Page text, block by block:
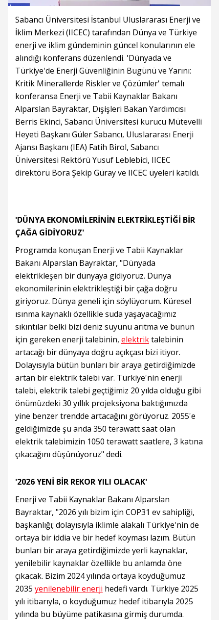
Sabancı Üniversitesi İstanbul Uluslararası Enerji ve
İklim Merkezi (IICEC) tarafından Dünya ve Türkiye
enerji ve iklim gündeminin güncel konularının ele
alındığı konferans düzenlendi. 'Dünyada ve
Türkiye'de Enerji Güvenliğinin Bugünü ve Yarını:
Kritik Minerallerde Riskler ve Çözümler' temalı
konferansa Enerji ve Tabii Kaynaklar Bakanı
Alparslan Bayraktar, Dışişleri Bakan Yardımcısı
Berris Ekinci, Sabancı Üniversitesi kurucu Mütevelli
Heyeti Başkanı Güler Sabancı, Uluslararası Enerji
Ajansı Başkanı (IEA) Fatih Birol, Sabancı
Üniversitesi Rektörü Yusuf Leblebici, IICEC
direktörü Bora Şekip Güray ve IICEC üyeleri katıldı.
'DÜNYA EKONOMİLERİNİN ELEKTRİKLEŞTİĞİ BİR
ÇAĞA GİDİYORUZ'
Programda konuşan Enerji ve Tabii Kaynaklar
Bakanı Alparslan Bayraktar, "Dünyada
elektrikleşen bir dünyaya gidiyoruz. Dünya
ekonomilerinin elektrikleştiği bir çağa doğru
giriyoruz. Dünya geneli için söylüyorum. Küresel
ısınma kaynaklı özellikle suda yaşayacağımız
sıkıntılar belki bizi deniz suyunu arıtma ve bunun
için gereken enerji talebinin, elektriktalebinin
artacağı bir dünyaya doğru açıkçası bizi itiyor.
Dolayısıyla bütün bunları bir araya getirdiğimizde
artan bir elektrik talebi var. Türkiye'nin enerji
talebi, elektrik talebi geçtiğimiz 20 yılda olduğu gibi
önümüzdeki 30 yıllık projeksiyona baktığımızda
yine benzer trendde artacağını görüyoruz. 2055'e
geldiğimizde şu anda 350 terawatt saat olan
elektrik talebimizin 1050 terawatt saatlere, 3 katına
çıkacağını düşünüyoruz" dedi.
'2026 YENİ BİR REKOR YILI OLACAK'
Enerji ve Tabii Kaynaklar Bakanı Alparslan
Bayraktar, "2026 yılı bizim için COP31 ev sahipliği,
başkanlığı; dolayısıyla iklimle alakalı Türkiye'nin de
ortaya bir iddia ve bir hedef koyması lazım. Bütün
bunları bir araya getirdiğimizde yerli kaynaklar,
yenilebilir kaynaklar özellikle bu anlamda öne
çıkacak. Bizim 2024 yılında ortaya koyduğumuz
2035 yenilenebilir enerji hedefi vardı. Türkiye 2025
yılı itibarıyla, o koyduğumuz hedef itibarıyla 2025
yılında bu büyüme patikasına girmiş durumda.